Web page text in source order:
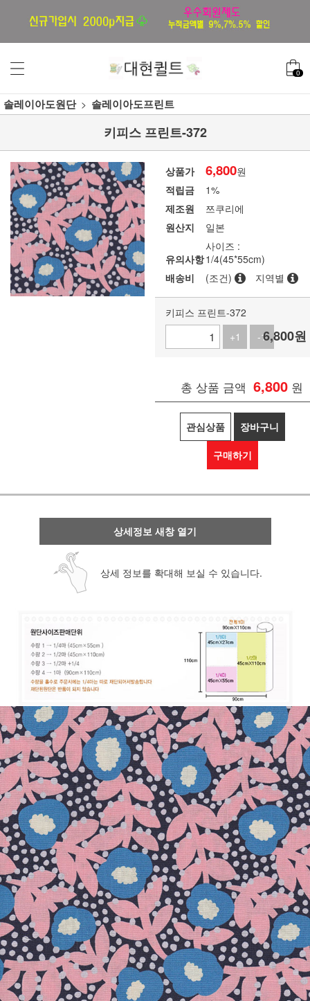
0
솔레이아도원단 솔레이아도프린트
키피스 프린트-372
상품가 6,800원
적립금
1%
제조원
쯔쿠리에
원산지
일본
유의사항
사이즈 :
1/4(45*55cm)
배송비
(조건) 지역별
키피스 프린트-372
+1
-16,800원
총 상품 금액 6,800 원
관심상품 장바구니
구매하기
상세정보 새창 열기
상세 정보를 확대해 보실 수 있습니다.